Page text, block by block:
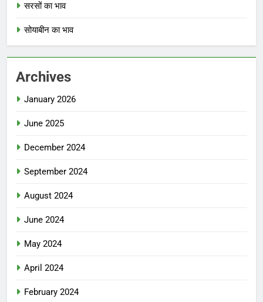
सरसों का भाव
सोयाबीन का भाव
Archives
January 2026
June 2025
December 2024
September 2024
August 2024
June 2024
May 2024
April 2024
February 2024